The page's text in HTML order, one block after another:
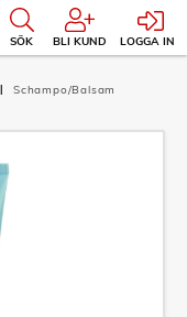
SÖK BLI KUND LOGGA IN
Schampo/Balsam